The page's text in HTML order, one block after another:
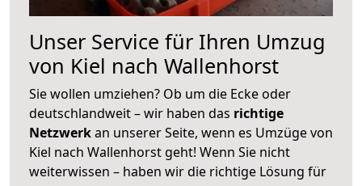
Unser Service für Ihren Umzug
von Kiel nach Wallenhorst
Sie wollen umziehen? Ob um die Ecke oder
deutschlandweit – wir haben das richtige
Netzwerkan unserer Seite, wenn es Umzüge von
Kiel nach Wallenhorst geht! Wenn Sie nicht
weiterwissen – haben wir die richtige Lösung für